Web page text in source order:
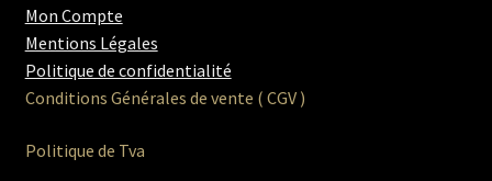
Mon Compte
Mentions Légales
Politique de confidentialité
Conditions Générales de vente ( CGV )
Politique de Tva